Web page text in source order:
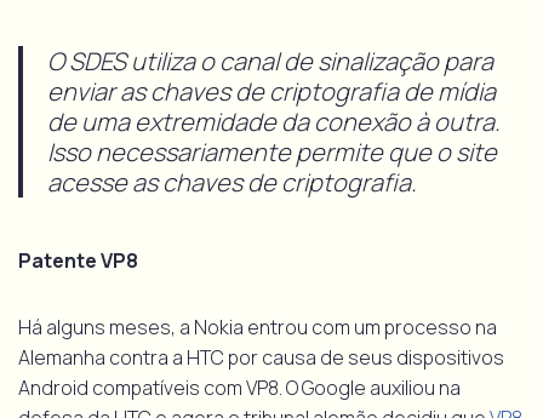
O SDES utiliza o canal de sinalização para
enviar as chaves de criptografia de mídia
de uma extremidade da conexão à outra.
Isso necessariamente permite que o site
acesse as chaves de criptografia.
Patente VP8
Há alguns meses, a Nokia entrou com um processo na
Alemanha contra a HTC por causa de seus dispositivos
Android compatíveis com VP8. O Google auxiliou na